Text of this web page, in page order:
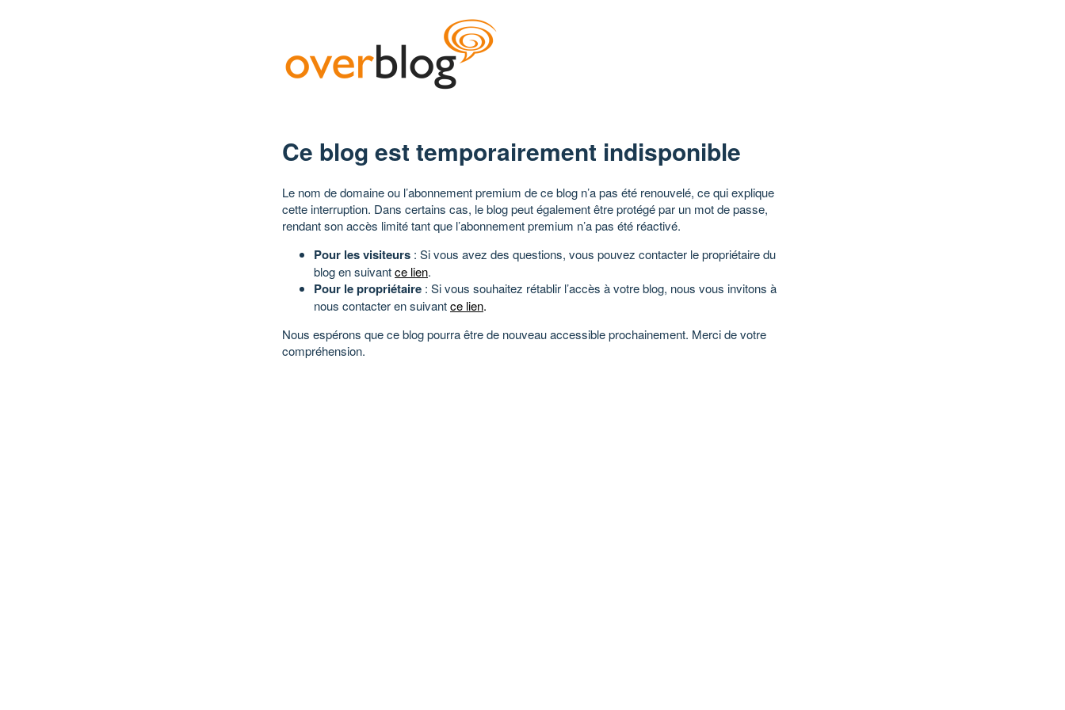
Ce blog est temporairement indisponible
Le nom de domaine ou l’abonnement premium de ce blog n’a pas été renouvelé, ce qui explique
cette interruption. Dans certains cas, le blog peut également être protégé par un mot de passe,
rendant son accès limité tant que l’abonnement premium n’a pas été réactivé.
Pour les visiteurs : Si vous avez des questions, vous pouvez contacter le propriétaire du
blog en suivantce lien.
Pour le propriétaire : Si vous souhaitez rétablir l’accès à votre blog, nous vous invitons à
nous contacter en suivantce lien.
Nous espérons que ce blog pourra être de nouveau accessible prochainement. Merci de votre
compréhension.